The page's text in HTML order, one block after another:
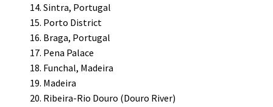
Sintra, Portugal
Porto District
Braga, Portugal
Pena Palace
Funchal, Madeira
Madeira
Ribeira-Rio Douro (Douro River)